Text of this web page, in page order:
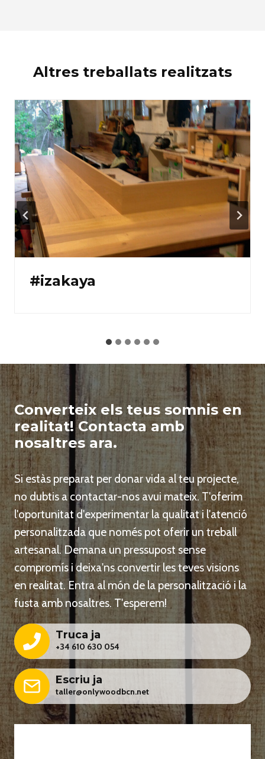
Altres treballats realitzats
#estanteria
Converteix els teus somnis en
realitat! Contacta amb
nosaltres ara.
Si estàs preparat per donar vida al teu projecte,
no dubtis a contactar-nos avui mateix. T'oferim
l'oportunitat d'experimentar la qualitat i l'atenció
personalitzada que només pot oferir un treball
artesanal. Demana un pressupost sense
compromís i deixa'ns convertir les teves visions
en realitat. Entra al món de la personalització i la
fusta amb nosaltres. T'esperem!
Truca ja
+34 610 630 054
Escriu ja
taller@onlywoodbcn.net